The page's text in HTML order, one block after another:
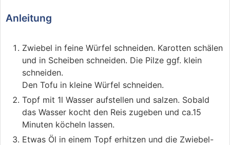
Anleitung
Zwiebel in feine Würfel schneiden. Karotten schälen
und in Scheiben schneiden. Die Pilze ggf. klein
schneiden.
Den Tofu in kleine Würfel schneiden.
Topf mit 1l Wasser aufstellen und salzen. Sobald
das Wasser kocht den Reis zugeben und ca.15
Minuten köcheln lassen.
Etwas Öl in einem Topf erhitzen und die Zwiebel-